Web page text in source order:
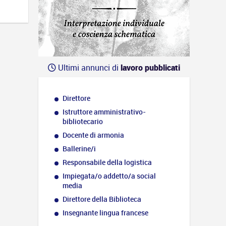
Ultimi annunci di lavoro pubblicati
Direttore
Istruttore amministrativo-
bibliotecario
Docente di armonia
Ballerine/i
Responsabile della logistica
Impiegata/o addetto/a social
media
Direttore della Biblioteca
Insegnante lingua francese